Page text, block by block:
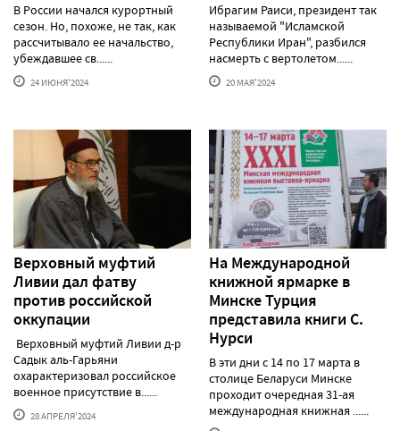
В России начался курортный
сезон. Но, похоже, не так, как
рассчитывало ее начальство,
убеждавшее св......
24 ИЮНЯ'2024
Ибрагим Раиси, президент так
называемой "Исламской
Республики Иран", разбился
насмерть с вертолетом......
20 МАЯ'2024
Верховный муфтий
Ливии дал фатву
против российской
оккупации
Верховный муфтий Ливии д-р
Садык аль-Гарьяни
охарактеризовал российское
военное присутствие в......
28 АПРЕЛЯ'2024
На Международной
книжной ярмарке в
Минске Турция
представила книги С.
Нурси
В эти дни с 14 по 17 марта в
столице Беларуси Минске
проходит очередная 31-ая
международная книжная ......